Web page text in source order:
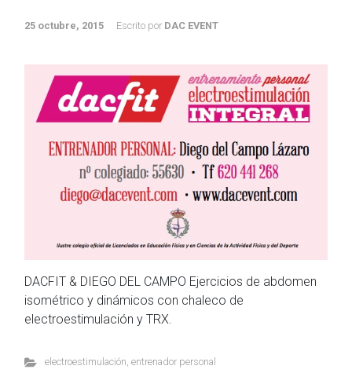
25 octubre, 2015 Escrito por DAC EVENT
DACFIT & DIEGO DEL CAMPO Ejercicios de abdomen
isométrico y dinámicos con chaleco de
electroestimulación y TRX.
electroestimulación, entrenador personal